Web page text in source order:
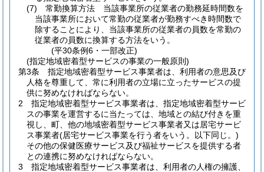
(7)
常勤換算方法 当該事業所の従業者の勤務延時間数を
当該事業所において常勤の従業者が勤務すべき時間数で
除することにより、当該事業所の従業者の員数を常勤の
従業者の員数に換算する方法をいう。
(平30条例6・一部改正)
(指定地域密着型サービスの事業の一般原則)
第3条
指定地域密着型サービス事業者は、利用者の意思及び
人格を尊重して、常に利用者の立場に立ったサービスの提
供に努めなければならない。
2
指定地域密着型サービス事業者は、指定地域密着型サービ
スの事業を運営するに当たっては、地域との結び付きを重
視し、町、他の地域密着型サービス事業者又は居宅サービ
ス事業者(居宅サービス事業を行う者をいう。以下同じ。)
その他の保健医療サービス及び福祉サービスを提供する者
との連携に努めなければならない。
3
指定地域密着型サービス事業者は、利用者の人権の擁護、